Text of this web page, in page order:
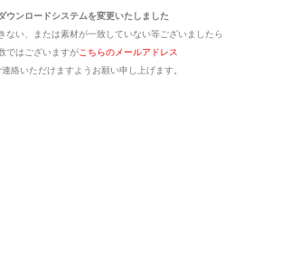
ウンロードシステムを変更いたしました
ない、または素材が一致していない等ございましたら
ではございますがこちらのメールアドレス
絡いただけますようお願い申し上げます。